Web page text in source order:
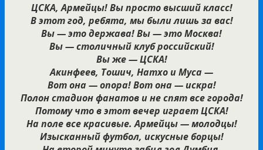
ЦСКА, Армейцы! Вы просто высший класс!
В этот год, ребята, мы были лишь за вас!
Вы — это держава! Вы — это Москва!
Вы — столичный клуб российский!
Вы же — ЦСКА!
Акинфеев, Тошич, Натхо и Муса —
Вот она — опора! Вот она — искра!
Полон стадион фанатов и не спят все города!
Потому что в этот вечер играет ЦСКА!
На поле все красивые. Армейцы — молодцы!
Изысканный футбол, искусные борцы!